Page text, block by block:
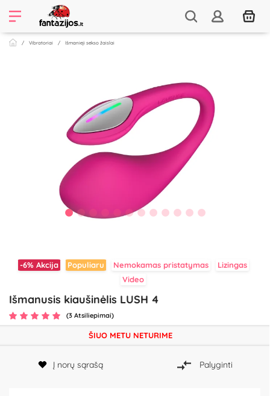
Vibratoriai Išmanieji sekso žaislai
-6% Akcija Populiaru Nemokamas pristatymas
Lizingas
Video
Išmanusis kiaušinėlis LUSH 4
(3 Atsiliepimai)
ŠIUO METU NETURIME
Į norų sąrašą Palyginti